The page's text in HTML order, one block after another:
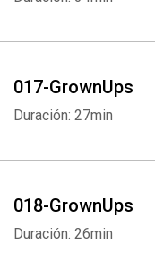
017-GrownUps
Duración: 27min
018-GrownUps
Duración: 26min